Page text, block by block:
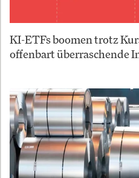
KI-ETFs boomen trotz
offenbart überraschende